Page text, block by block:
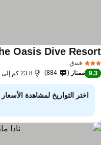
فندق
Oasis Dive
9.3 ممتاز 884 23.8 كم إلى وسط المدينة
اختر التواريخ لمشاهدة الأسعار